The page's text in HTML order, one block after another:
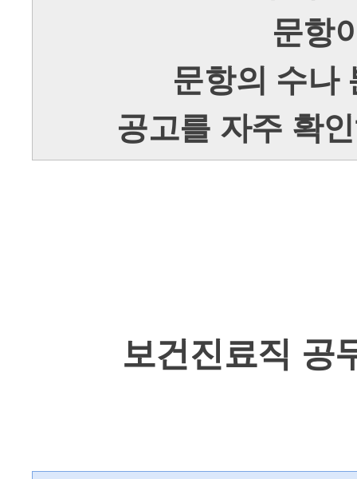
문항
문항의 수나
공고를 자주 확
보건진료직 공